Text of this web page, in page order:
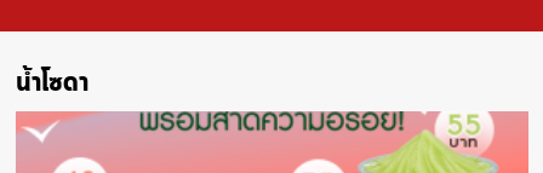
น้ำโซดา